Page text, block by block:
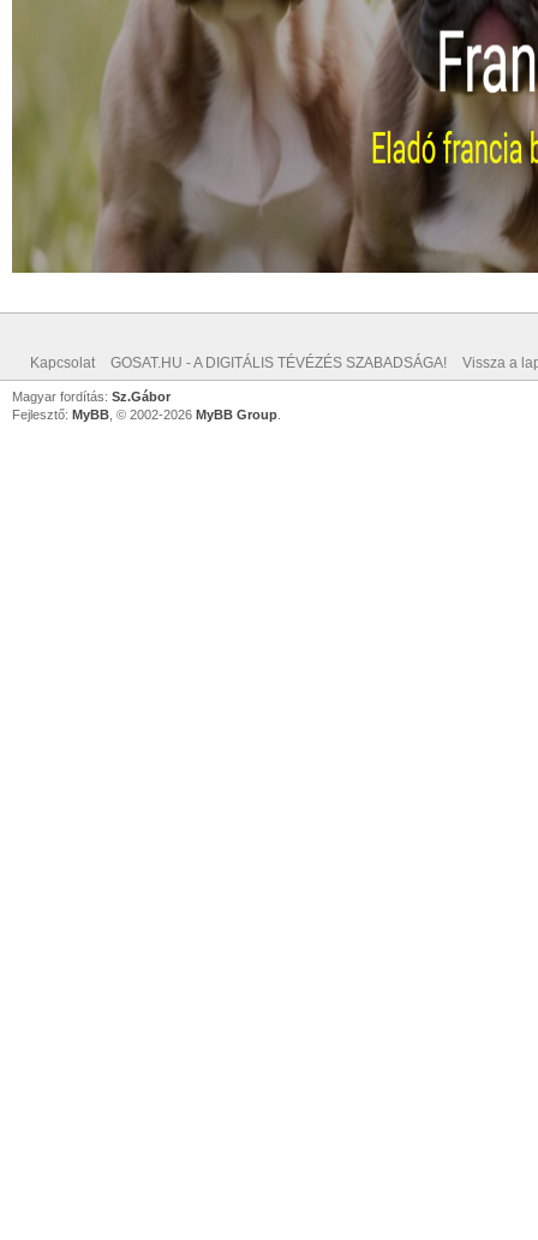
Kapcsolat GOSAT.HU - A DIGITÁLIS TÉVÉZÉS SZABADSÁGA! Vissza a
Magyar fordítás: Sz.Gábor
Fejlesztő: MyBB , © 2002-2026 MyBB Group